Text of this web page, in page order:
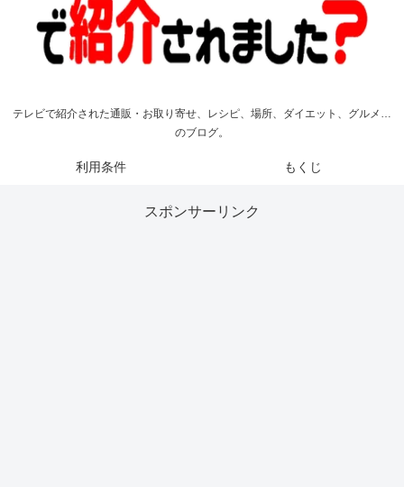
テレビで紹介された通販・お取り寄せ、レシピ、場所、ダイエット、グルメ…
のブログ。
利用条件 もくじ
スポンサーリンク